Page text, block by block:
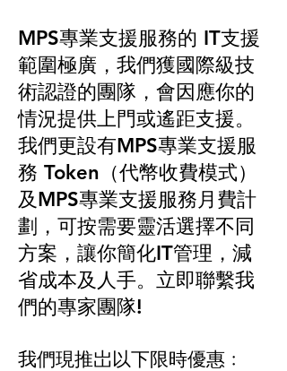
MPS專業​支援服務的 IT支援
範圍極廣，我們獲國際級技
術認證的團隊，會因應你的
情況提供上門或遙距支援。
我們更設有MPS專業​支援服
務 Token（代幣收費模式）
及MPS專業​支援服務月費計
劃，可按需要靈活選擇不同
方案，讓你簡化IT管理，減
省成本及人手。立即聯繫我
們的專家團隊!
我們現推岀以下限時優惠﹕